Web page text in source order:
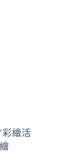
彩繪活